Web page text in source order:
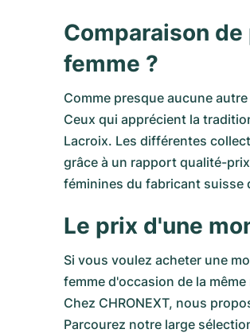
Comparaison
femme ?
Comme presque aucune
Ceux qui apprécient la
Lacroix. Les différentes
grâce à un rapport qualité-
féminines du fabricant suisse
Le prix d'une
Si vous voulez acheter une
femme d'occasion de la
Chez CHRONEXT, nous
Parcourez notre large